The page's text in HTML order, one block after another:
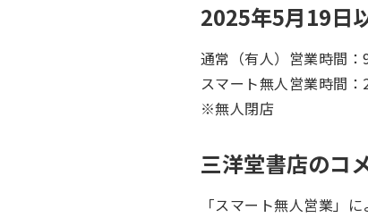
2025年5月19日
通常（有人）営業時間
スマート無人営業時間
※無人閉店
三洋堂書店のコ
「スマート無人営業」